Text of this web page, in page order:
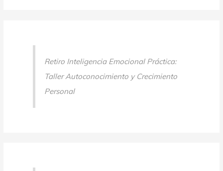
Retiro Inteligencia Emocional Práctica:
Taller Autoconocimiento y Crecimiento
Personal